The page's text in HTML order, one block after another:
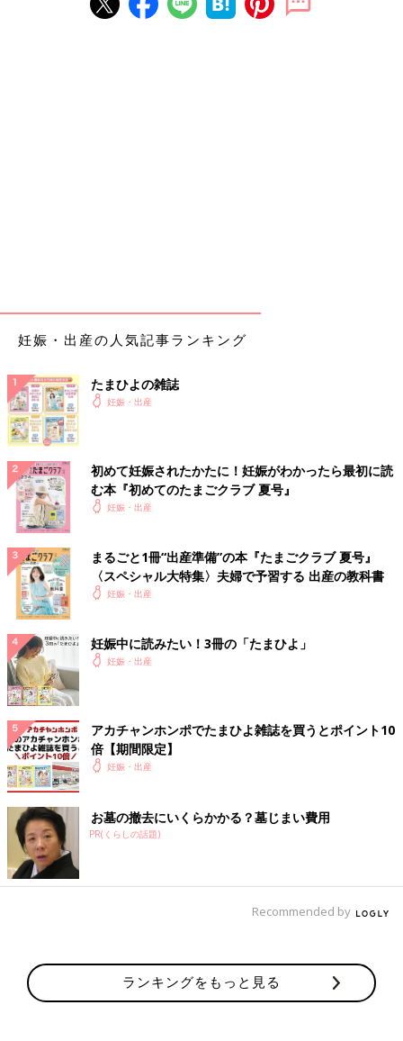
妊娠・出産の人気記事ランキング
たまひよの雑誌
妊娠・出産
初めて妊娠されたかたに！妊娠がわかったら最初に読
む本『初めてのたまごクラブ 夏号』
妊娠・出産
まるごと1冊“出産準備”の本『たまごクラブ 夏号』
〈スペシャル大特集〉夫婦で予習する 出産の教科書
妊娠・出産
妊娠中に読みたい！3冊の「たまひよ」
妊娠・出産
アカチャンホンポでたまひよ雑誌を買うとポイント10
倍【期間限定】
妊娠・出産
お墓の撤去にいくらかかる？墓じまい費用
PR(くらしの話題)
Recommended by
ランキングをもっと見る